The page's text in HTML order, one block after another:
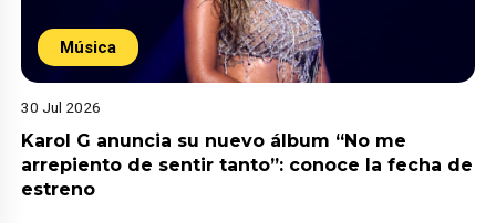
Música
30 Jul 2026
Karol G anuncia su nuevo álbum “No me
arrepiento de sentir tanto”: conoce la fecha de
estreno